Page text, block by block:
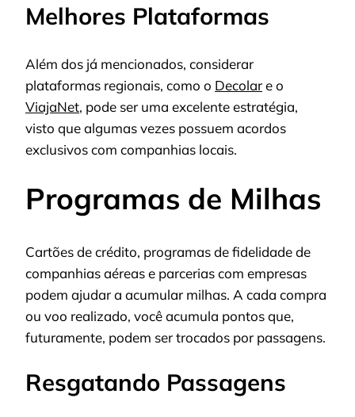
Melhores Plataformas
Além dos já mencionados, considerar
plataformas regionais, como o Decolare o
ViajaNet, pode ser uma excelente estratégia,
visto que algumas vezes possuem acordos
exclusivos com companhias locais.
Programas de Milhas
Cartões de crédito, programas de fidelidade de
companhias aéreas e parcerias com empresas
podem ajudar a acumular milhas. A cada compra
ou voo realizado, você acumula pontos que,
futuramente, podem ser trocados por passagens.
Resgatando Passagens